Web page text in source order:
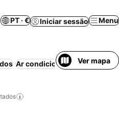
PT · € Iniciar sessão Menu
Ar condicionado Aparthotel
Ver mapa